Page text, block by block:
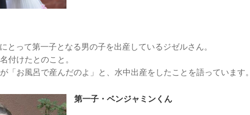
とって第一子となる男の子を出産しているジゼルさん。
付けたとのこと。
「お風呂で産んだのよ」と、水中出産をしたことを語っています。
第一子・ベンジャミンくん